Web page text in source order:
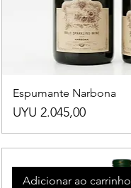
Espumante Narbona
Preço
UYU 2.045,00
Adicionar ao carrinho